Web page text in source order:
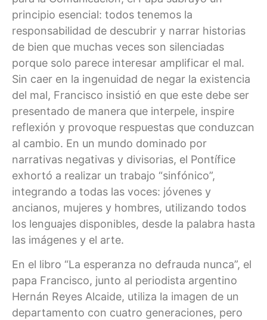
principio esencial: todos tenemos la
responsabilidad de descubrir y narrar historias
de bien que muchas veces son silenciadas
porque solo parece interesar amplificar el mal.
Sin caer en la ingenuidad de negar la existencia
del mal, Francisco insistió en que este debe ser
presentado de manera que interpele, inspire
reflexión y provoque respuestas que conduzcan
al cambio. En un mundo dominado por
narrativas negativas y divisorias, el Pontífice
exhortó a realizar un trabajo “sinfónico”,
integrando a todas las voces: jóvenes y
ancianos, mujeres y hombres, utilizando todos
los lenguajes disponibles, desde la palabra hasta
las imágenes y el arte.
En el libro “La esperanza no defrauda nunca”, el
papa Francisco, junto al periodista argentino
Hernán Reyes Alcaide, utiliza la imagen de un
departamento con cuatro generaciones, pero